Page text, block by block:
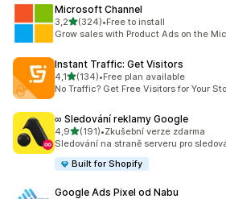
Microsoft Channel
3,2z 5 hvězd
(324)
Celkový počet recenzí: 324
•Free to install
Grow sales with Product Ads on the
Instant Traffic: Get Visitors
4,1z 5 hvězd
(134)
Celkový počet recenzí: 134
•Free plan available
No Traffic? Get Free Visitors for Your
∞ Sledování reklamy Google
4,9z 5 hvězd
(191)
Celkový počet recenzí: 191
•Zkušební verze zdarma
Sledování na straně serveru pro
Built for Shopify
Google Ads Pixel od Nabu